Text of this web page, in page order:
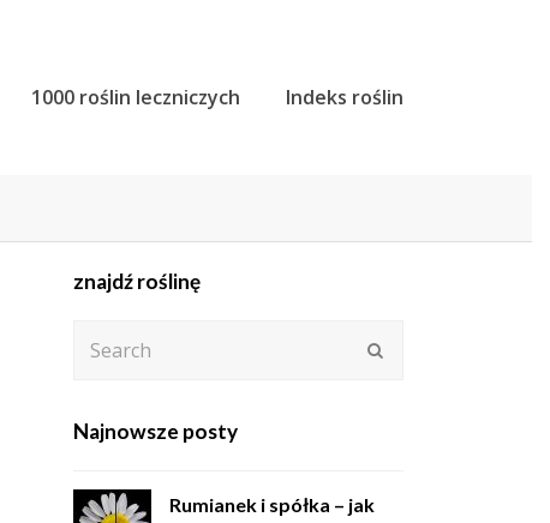
1000 roślin leczniczych Indeks roślin
znajdź roślinę
Najnowsze posty
Rumianek i spółka – jak